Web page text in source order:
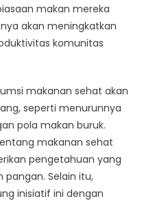
makan mereka
akan meningkatkan
komunitas
makanan sehat akan
seperti menurunnya
pola makan buruk.
makanan sehat
pengetahuan yang
Selain itu,
inisiatif ini dengan